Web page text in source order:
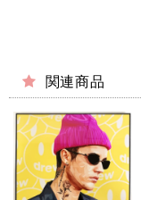
関連商品